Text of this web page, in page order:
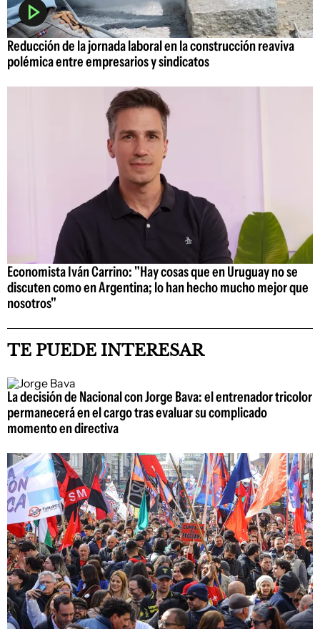
Reducción de la jornada laboral en la construcción reaviva
polémica entre empresarios y sindicatos
Economista Iván Carrino: "Hay cosas que en Uruguay no se
discuten como en Argentina; lo han hecho mucho mejor que
nosotros"
TE PUEDE INTERESAR
La decisión de Nacional con Jorge Bava: el entrenador tricolor
permanecerá en el cargo tras evaluar su complicado
momento en directiva